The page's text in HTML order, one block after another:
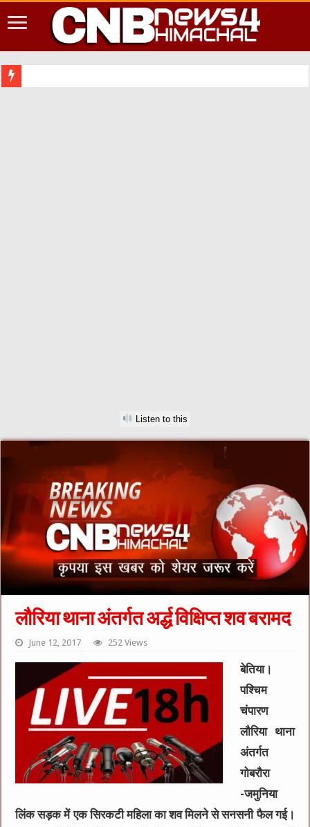
Listen to this
लौरिया थाना अंतर्गत अर्द्ध विक्षिप्त शव बरामद
June 12, 2017 252 Views
बेतिया।
पश्चिम
चंपारण
लौरिया थाना
अंतर्गत
गोबरौरा
-जमुनिया
लिंक सड़क में एक सिरकटी महिला का शव मिलने से सनसनी फैल गई।